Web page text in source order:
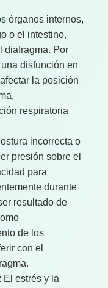
órganos internos,
o el intestino,
diafragma. Por
disfunción en
la posición
respiratoria
incorrecta o
presión sobre el
para
durante
resultado de
de los
con el
El estrés y la